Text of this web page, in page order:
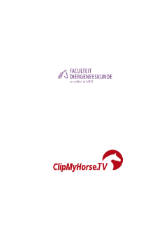
Afbeelding